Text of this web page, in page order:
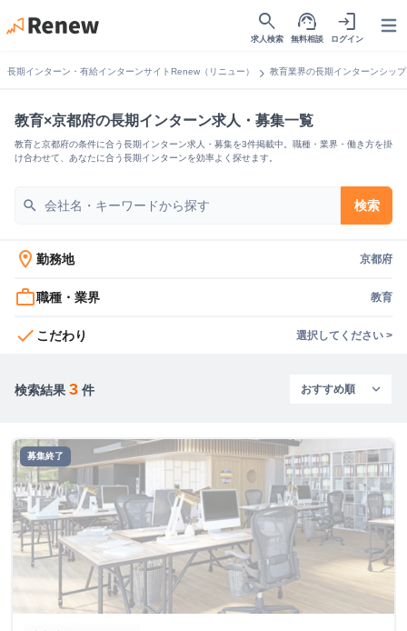
search
求人検索
support_agent
無料相談
login
ログイン
長期インターン・有給インターンサイトRenew（リニュー） chevron_right 教育業界の長期インターンシップ
教育×京都府の長期インターン求人・募集一覧
教育と京都府の条件に合う長期インターン求人・募集を3件掲載中。職種・業界・働き方を掛
け合わせて、あなたに合う長期インターンを効率よく探せます。
search 検索
location_on 勤務地 京都府
work_outline職種・業界 教育
check こだわり 選択してください >
検索結果 3 件
募集終了